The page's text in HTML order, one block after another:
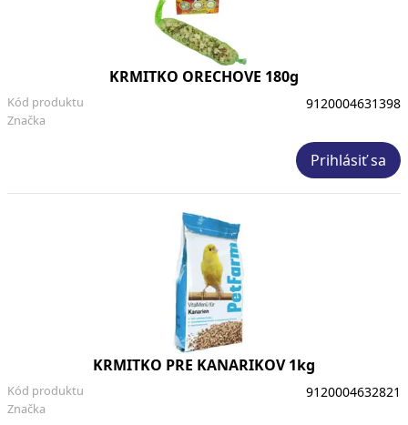
KRMITKO ORECHOVE 180g
Značka
Kód produktu 9120004631398
Prihlásiť sa
KRMITKO PRE KANARIKOV 1kg
Značka
Kód produktu 9120004632821